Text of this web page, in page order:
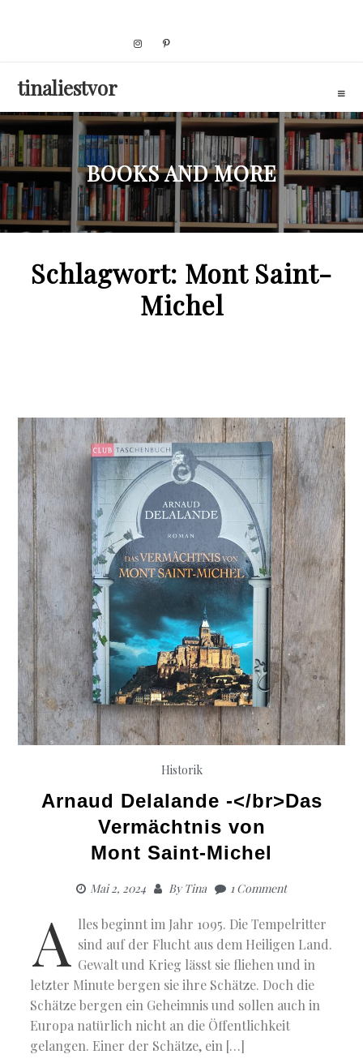
tinaliestvor
BOOKS AND MORE
Schlagwort: Mont Saint-
Michel
Historik
Arnaud Delalande -</br>Das
Vermächtnis von
Mont Saint-Michel
Mai 2, 2024 ByTina 1 Comment
A lles beginnt im Jahr 1095. Die Tempelritter
sind auf der Flucht aus dem Heiligen Land.
Gewalt und Krieg lässt sie fliehen und in
letzter Minute bergen sie ihre Schätze. Doch die
Schätze bergen ein Geheimnis und sollen auch in
Europa natürlich nicht an die Öffentlichkeit
gelangen. Einer der Schätze, ein […]